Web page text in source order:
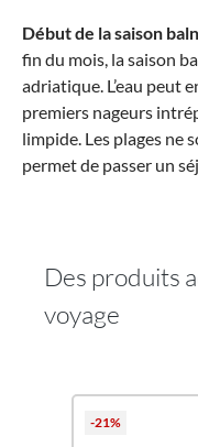
Début de la saison
fin du mois, la saison
adriatique. L’eau peut
premiers nageurs
limpide. Les plages ne
permet de passer un
Des produits
voyage
-21%